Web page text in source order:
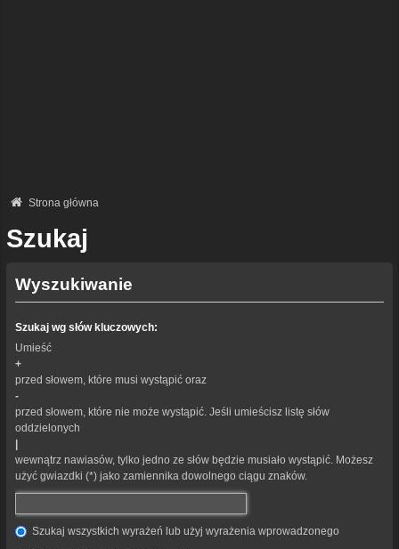
Strona główna
Szukaj
Wyszukiwanie
Szukaj wg słów kluczowych:
Umieść
+
przed słowem, które musi wystąpić oraz
-
przed słowem, które nie może wystąpić. Jeśli umieścisz listę słów
oddzielonych
wewnątrz nawiasów, tylko jedno ze słów będzie musiało wystąpić. Możesz
użyć gwiazdki (*) jako zamiennika dowolnego ciągu znaków.
Szukaj wszystkich wyrażeń lub użyj wyrażenia wprowadzonego